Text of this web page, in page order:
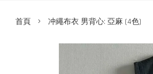
首頁 › 冲繩布衣 男背心: 亞麻 (4色)